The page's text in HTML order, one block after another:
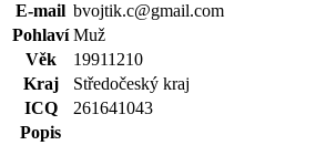
E-mail bvojtik.c@gmail.com
Pohlaví Muž
Věk
19911210
Kraj
Středočeský kraj
ICQ
261641043
Popis